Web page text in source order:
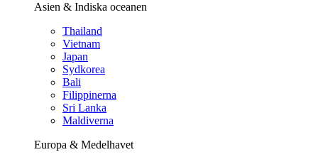
Asien & Indiska oceanen
Thailand
Vietnam
Japan
Sydkorea
Bali
Filippinerna
Sri Lanka
Maldiverna
Europa & Medelhavet